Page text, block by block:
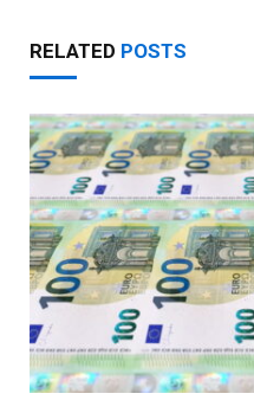
RELATED POSTS